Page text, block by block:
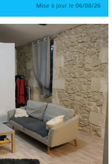
Mise à jour le 06/08/26